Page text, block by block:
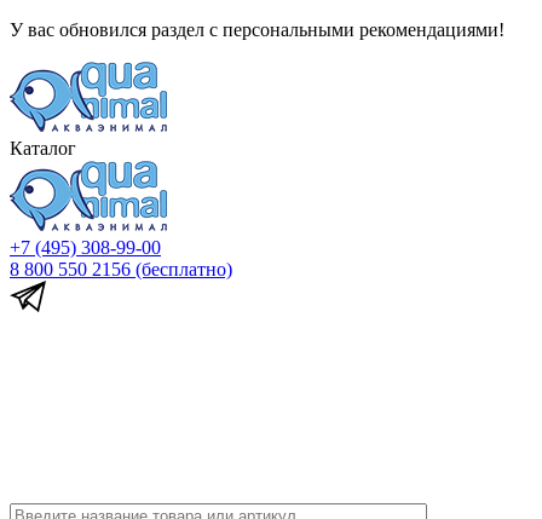
У вас обновился раздел с персональными рекомендациями!
Каталог
+7 (495) 308-99-00
8 800 550 2156 (бесплатно)